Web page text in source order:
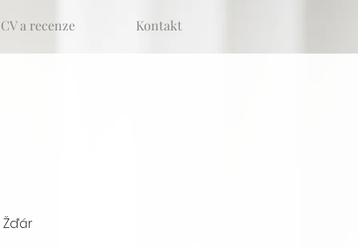
CV a recenze Kontakt